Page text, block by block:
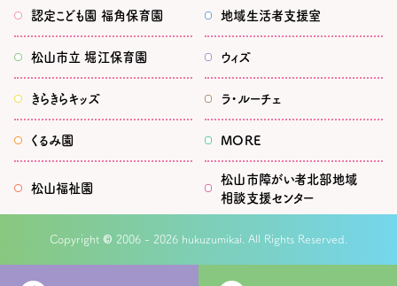
認定こども園 福角保育園
松山市立堀江保育園
きらきらキッズ
くるみ園
松山福祉園
地域生活者支援室
ウィズ
ラ・ルーチェ
MORE
松山市障がい者北部地域
相談支援センター
Copyright © 2006 - 2026 hukuzumikai. All Rights Reserved.